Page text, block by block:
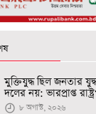
মুক্তিযুদ্ধ ছিল জনতার
দলের নয়: ভারপ্রাপ্ত
৮ অগাস্ট, ২০২৬